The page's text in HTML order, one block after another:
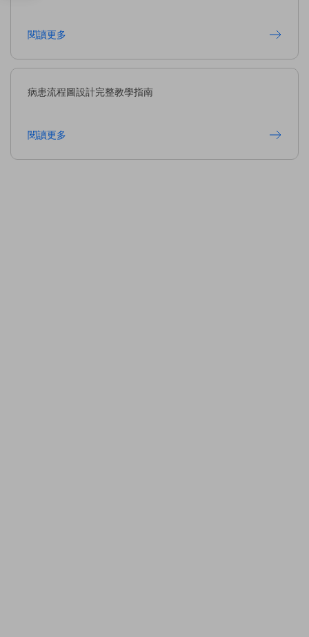
閱讀更多
病患流程圖設計完整教學指南
閱讀更多